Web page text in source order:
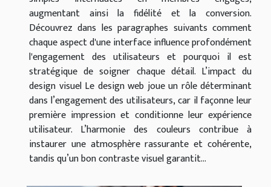
augmentant ainsi la fidélité et la conversion.
Découvrez dans les paragraphes suivants comment
chaque aspect d'une interface influence profondément
l'engagement des utilisateurs et pourquoi il est
stratégique de soigner chaque détail. L’impact du
design visuel Le design web joue un rôle déterminant
dans l’engagement des utilisateurs, car il façonne leur
première impression et conditionne leur expérience
utilisateur. L’harmonie des couleurs contribue à
instaurer une atmosphère rassurante et cohérente,
tandis qu’un bon contraste visuel garantit...